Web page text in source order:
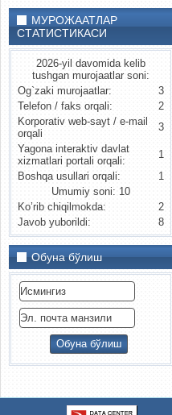
МУРОЖААТЛАР
СТАТИСТИКАСИ
2026-yil davomida kelib
tushgan murojaatlar soni:
Og`zaki murojaatlar:
3
Telefon / faks orqali:
2
Korporativ web-sayt / e-mail
orqali
3
Yagona interaktiv davlat
xizmatlari portali orqali:
1
Boshqa usullari orqali:
1
Umumiy soni: 10
Ko’rib chiqilmokda:
2
Javob yuborildi:
8
Обуна бўлиш